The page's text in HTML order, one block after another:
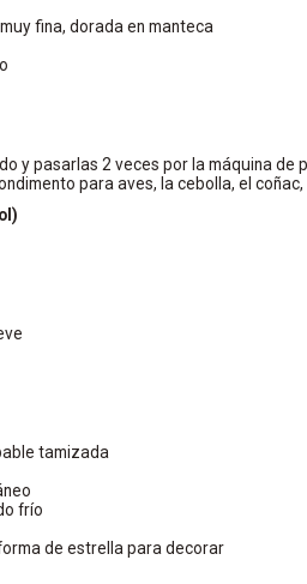
fina, dorada en manteca
y pasarlas 2 veces por la máquina de
para aves, la cebolla, el
tamizada
frío
de estrella para decorar